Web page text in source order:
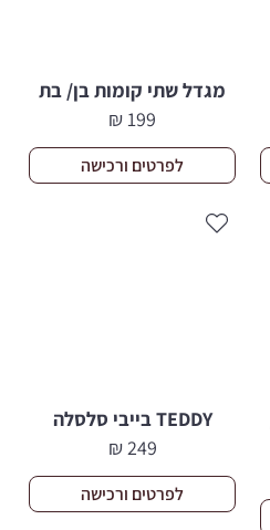
מגדל שתי קומות בן/ בת
199
₪
לפרטים ורכישה
TEDDY בייבי סלסלה
249
₪
לפרטים ורכישה